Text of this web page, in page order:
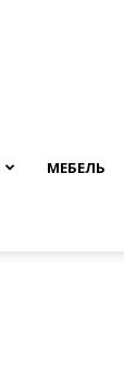
МЕБЕЛЬ